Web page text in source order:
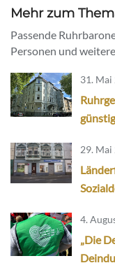
Mehr zum
Passende
Personen und
31. Mai
29. Mai
4.
„Die